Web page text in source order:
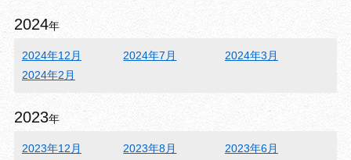
2024年
2024年12月 2024年7月
2024年3月
2024年2月
2023年
2023年12月 2023年8月
2023年6月